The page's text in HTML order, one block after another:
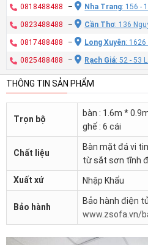
0818488488 – Nha Trang: 156 -
0823488488 – Cần Thơ: 136
0817488488 – Long Xuyên:
0825488488 – Rạch Giá: 52 - 53
THÔNG TIN SẢN PHẨM
Trọn bộ
bàn : 1.6m *
ghế : 6 cái
Chất liệu
Bàn mặt đá vi
từ sắt sơn tĩnh
Xuất xứ
Nhập Khẩu
Bảo hành
Bảo hành điện
www.zsofa.vn/